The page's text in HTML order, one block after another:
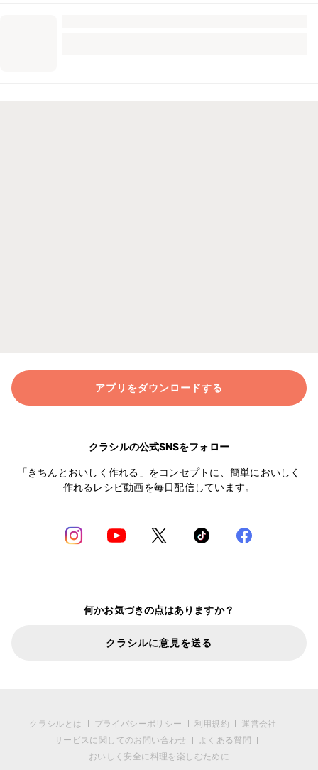
アプリをダウンロードする
クラシルの公式SNSをフォロー
「きちんとおいしく作れる」をコンセプトに、簡単においしく
作れるレシピ動画を毎日配信しています。
何かお気づきの点はありますか？
クラシルに意見を送る
クラシルとは プライバシーポリシー 利用規約
運営会社
サービスに関してのお問い合わせ
よくある質問
おいしく安全に料理を楽しむために